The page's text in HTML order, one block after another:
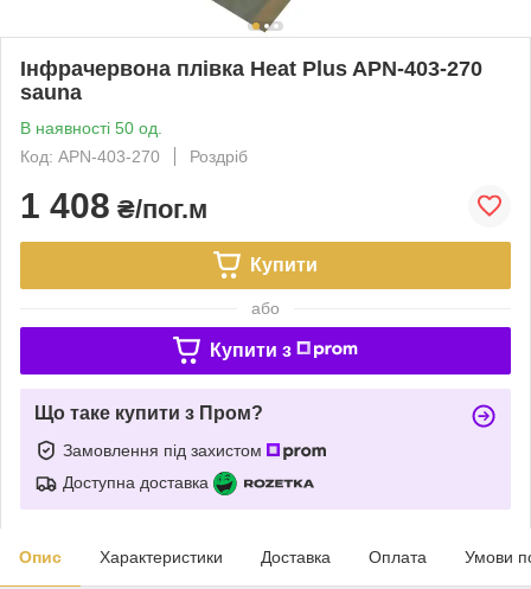
Інфрачервона плівка Heat Plus APN-403-270
sauna
В наявності 50 од.
Код: APN-403-270
Роздріб
1 408 ₴/пог.м
Купити
або
Купити з
Що таке купити з Пром?
Замовлення під захистом
Доступна доставка
Опис Характеристики Доставка Оплата Умови